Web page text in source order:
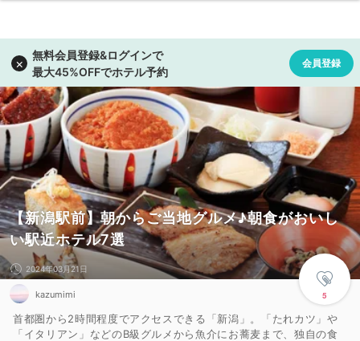
【新潟駅前】朝からご当地グルメ♪朝食がおいし
い駅近ホテル7選
5
2024年03月21日
kazumimi
首都圏から2時間程度でアクセスできる「新潟」。「たれカツ」や
「イタリアン」などのB級グルメから魚介にお蕎麦まで、独自の食